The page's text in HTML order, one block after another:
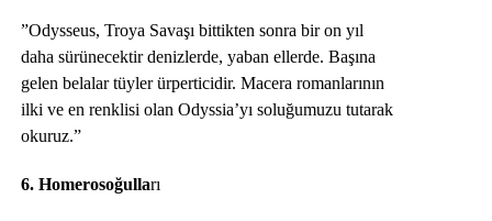
”Odysseus, Troya Savaşı bittikten sonra bir on yıl
daha sürünecektir denizlerde, yaban ellerde. Başına
gelen belalar tüyler ürperticidir. Macera romanlarının
ilki ve en renklisi olan Odyssia’yı soluğumuzu tutarak
okuruz.”
6. Homerosoğulları